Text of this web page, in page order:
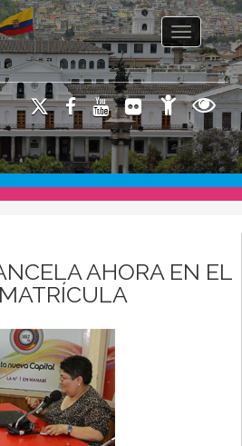
Toggle
AHORA EN EL